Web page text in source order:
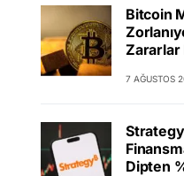
Bitcoin
Zararlar
7 AĞUSTOS
Dipten